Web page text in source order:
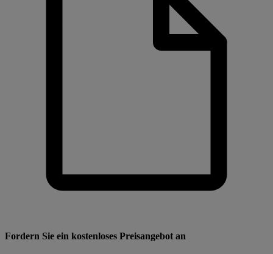
Fordern Sie ein kostenloses Preisangebot an